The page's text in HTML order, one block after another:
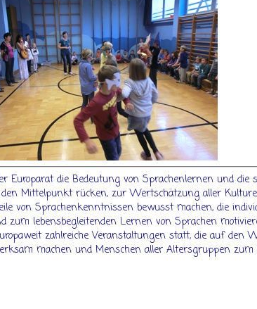
Europarat die Bedeutung von Sprachenlernen und die
Mittelpunkt rücken, zur Wertschätzung aller
von Sprachenkenntnissen bewusst machen, die
zum lebensbegleitenden Lernen von Sprachen
zahlreiche Veranstaltungen statt, die auf den
machen und Menschen aller Altersgruppen zum